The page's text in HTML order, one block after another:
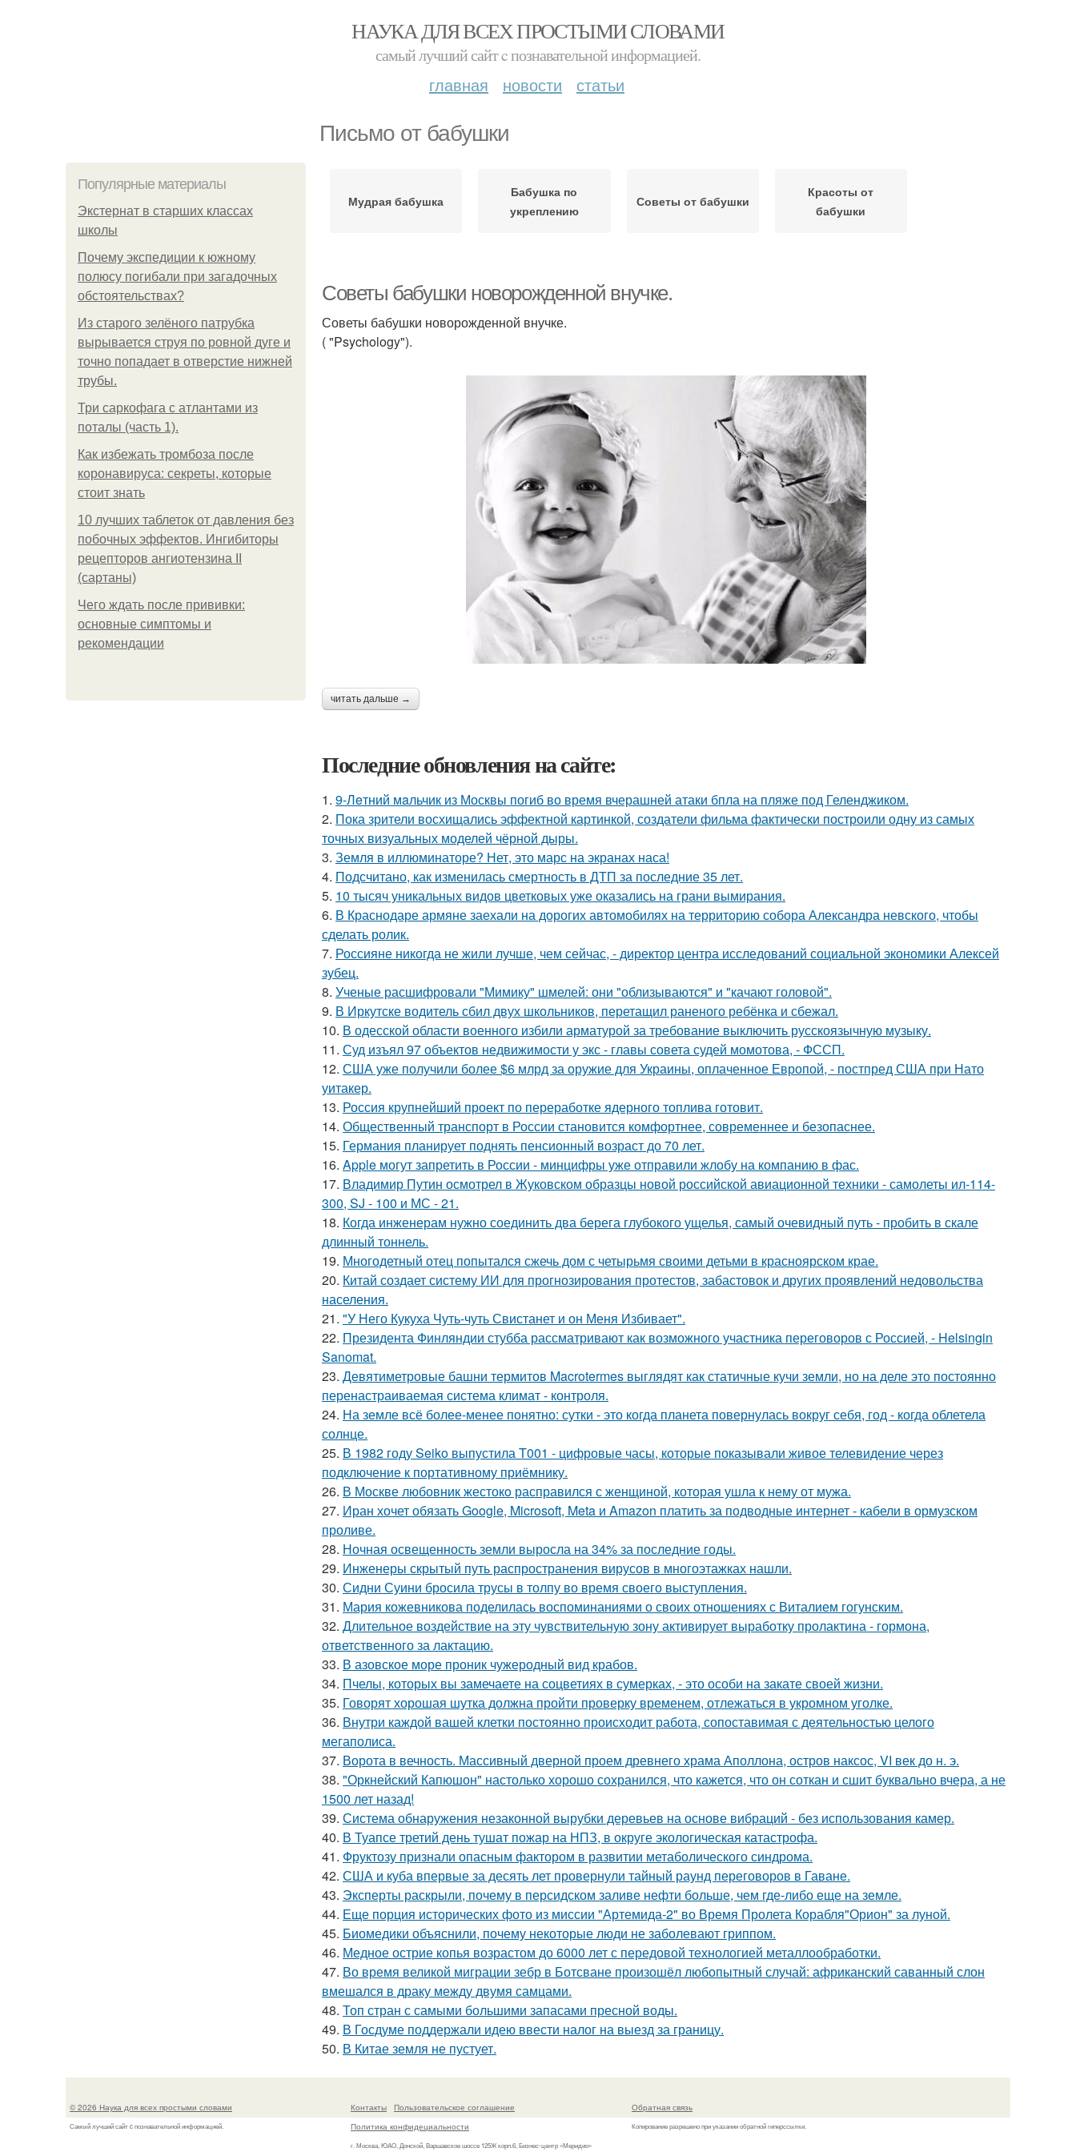
НАУКА ДЛЯ ВСЕХ ПРОСТЫМИ СЛОВАМИ
самый лучший сайт c познавательной информацией.
главная новости статьи
Письмо от бабушки
Популярные материалы
Экстернат в старших классах
школы
Почему экспедиции к южному
полюсу погибали при загадочных
обстоятельствах?
Из старого зелёного патрубка
вырывается струя по ровной дуге и
точно попадает в отверстие нижней
трубы.
Три саркофага с атлантами из
поталы (часть 1).
Как избежать тромбоза после
коронавируса: секреты, которые
стоит знать
10 лучших таблеток от давления без
побочных эффектов. Ингибиторы
рецепторов ангиотензина ІІ
(сартаны)
Чего ждать после прививки:
основные симптомы и
рекомендации
Мудрая бабушка
Бабушка по
укреплению
Советы от бабушки
Красоты от
бабушки
Советы бабушки новорожденной внучке.
Советы бабушки новорожденной внучке.
( "Psychology").
читать дальше →
Последние обновления на сайте:
1. 9-Лeтний мaльчик из Москвы погиб во время вчерашней атаки бпла на пляже под Геленджиком.
2. Пока зрители восхищались эффектной картинкой, создатели фильма фактически построили одну из самых
точных визуальных моделей чёрной дыры.
3. Земля в иллюминаторе? Нет, это марс на экранах наса!
4. Подсчитано, как изменилась смертность в ДТП за последние 35 лет.
5. 10 тысяч уникальных видов цветковых уже оказались на грани вымирания.
6. В Краснодаре армяне заехали на дорогих автомобилях на территорию собора Александра невского, чтобы
сделать ролик.
7. Россияне никогда не жили лучше, чем сейчас, - директор центра исследований социальной экономики Алексей
зубец.
8. Ученые расшифровали "Мимику" шмелей: они "облизываются" и "качают головой".
9. В Иркутске водитель сбил двух школьников, перетащил раненого ребёнка и сбежал.
10. В одесской области военного избили арматурой за требование выключить русскоязычную музыку.
11. Суд изъял 97 объектов недвижимости у экс - главы совета судей момотова, - ФССП.
12. США уже получили более $6 млрд за оружие для Украины, оплаченное Европой, - постпред США при Нато
уитакер.
13. Россия крупнейший проект по переработке ядерного топлива готовит.
14. Общественный транспорт в России становится комфортнее, современнее и безопаснее.
15. Германия планирует поднять пенсионный возраст до 70 лет.
16. Apple могут запретить в России - минцифры уже отправили жлобу на компанию в фас.
17. Владимир Путин осмотрел в Жуковском образцы новой российской авиационной техники - самолеты ил-114-
300, SJ - 100 и МС - 21.
18. Когда инженерам нужно соединить два берега глубокого ущелья, самый очевидный путь - пробить в скале
длинный тоннель.
19. Многодетный отец попытался сжечь дом с четырьмя своими детьми в красноярском крае.
20. Китай создает систему ИИ для прогнозирования протестов, забастовок и других проявлений недовольства
населения.
21. "У Него Кукуха Чуть-чуть Свистанет и он Меня Избивает".
22. Президента Финляндии стубба рассматривают как возможного участника переговоров с Россией, - Helsingin
Sanomat.
23. Девятиметровые башни термитов Macrotermes выглядят как статичные кучи земли, но на деле это постоянно
перенастраиваемая система климат - контроля.
24. На земле всё более-менее понятно: сутки - это когда планета повернулась вокруг себя, год - когда облетела
солнце.
25. В 1982 году Seiko выпустила T001 - цифровые часы, которые показывали живое телевидение через
подключение к портативному приёмнику.
26. В Москве любовник жестокo расправился с женщиной, которая ушла к нему от мужа.
27. Иран хочет обязать Google, Microsoft, Meta и Amazon платить за подводные интернет - кабели в ормузском
проливе.
28. Ночная освещенность земли выросла на 34% за последние годы.
29. Инженеры скрытый путь распространения вирусов в многоэтажках нашли.
30. Сидни Суини бросила трусы в толпу во время своего выступления.
31. Мария кожевникова поделилась воспоминаниями о своих отношениях с Виталием гогунским.
32. Длительное воздействие на эту чувствительную зону активирует выработку пролактина - гормона,
ответственного за лактацию.
33. В азовское море проник чужеродный вид крабов.
34. Пчелы, которых вы замечаете на соцветиях в сумерках, - это особи на закате своей жизни.
35. Говорят хорошая шутка должна пройти проверку временем, отлежаться в укромном уголке.
36. Внутри каждой вашей клетки постоянно происходит работа, сопоставимая с деятельностью целого
мегаполиса.
37. Ворота в вечность. Массивный дверной проем древнего храма Аполлона, остров наксос, VI век до н. э.
38. "Оркнейский Капюшон" настолько хорошо сохранился, что кажется, что он соткан и сшит буквально вчера, а не
1500 лет назад!
39. Система обнаружения незаконной вырубки деревьев на основе вибраций - без использования камер.
40. В Туапсе третий день тушат пожар на НПЗ, в округе экологическая катастрофа.
41. Фруктозу признали опасным фактором в развитии метаболического синдрома.
42. США и куба впервые за десять лет провернули тайный раунд переговоров в Гаване.
43. Эксперты раскрыли, почему в персидском заливе нефти больше, чем где-либо еще на земле.
44. Еще порция исторических фото из миссии "Артемида-2" во Время Пролета Корабля"Орион" за луной.
45. Биомедики объяснили, почему некоторые люди не заболевают гриппом.
46. Медное острие копья возрастом до 6000 лет с передовой технологией металлообработки.
47. Во время великой миграции зебр в Ботсване произошёл любопытный случай: африканский саванный слон
вмешался в драку между двумя самцами.
48. Топ стран с самыми большими запасами пресной воды.
49. В Госдуме поддержали идею ввести налог на выезд за границу.
50. В Китае земля не пустует.
© 2026 Наука для всех простыми словами
Самый лучший сайт c познавательной информацией.
Контакты
Пользовательское соглашение
Политика конфидециальности
г. Москва, ЮАО, Донской, Варшавское шоссе 125Ж корп.6, Бизнес-центр «Меридио»
Обратная связь
Копирование разрешено при указании обратной гиперссылки.